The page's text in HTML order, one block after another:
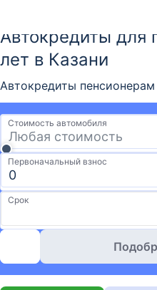
Автокредиты для
лет в Казани
Автокредиты
Стоимость автомобиля
Первоначальный взнос
Срок